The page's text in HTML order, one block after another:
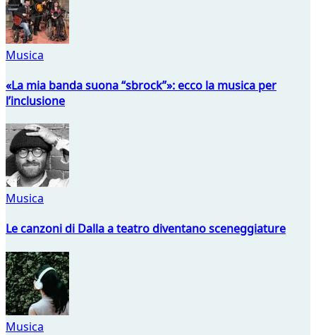
Musica
«La mia banda suona “sbrock”»: ecco la musica per
l’inclusione
Musica
Le canzoni di Dalla a teatro diventano sceneggiature
Musica